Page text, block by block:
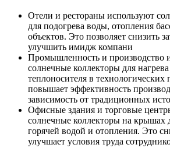
Отели и рестораны используют
для подогрева воды, отопления
объектов. Это позволяет снизить
улучшить имидж компани
Промышленность и производство
солнечные коллекторы для
теплоносителя в технологических
повышает эффективность
зависимость от традиционных
Офисные здания и торговые
солнечные коллекторы на крышах
горячей водой и отопления. Это
улучшает условия труда